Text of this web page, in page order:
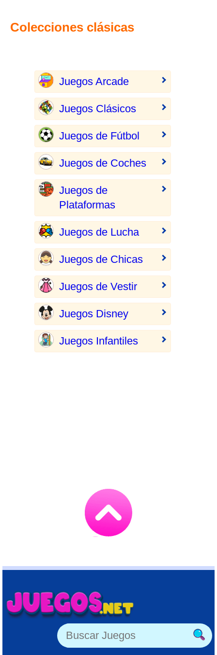
Colecciones clásicas
Juegos Arcade
Juegos Clásicos
Juegos de Fútbol
Juegos de Coches
Juegos de
Plataformas
Juegos de Lucha
Juegos de Chicas
Juegos de Vestir
Juegos Disney
Juegos Infantiles